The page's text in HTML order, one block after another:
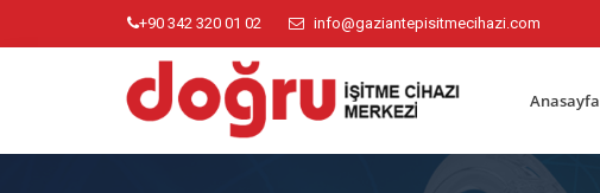
+90 342 320 01 02 info@gaziantepisitmecihazi.com
Anasayfa